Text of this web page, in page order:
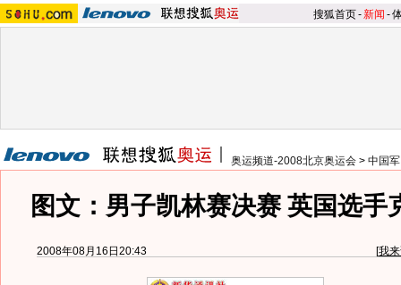
搜狐首页-新闻 -
奥运频道-2008北京奥运会 > 中国
图文：男子凯林赛决赛 英国选手
2008年08月16日20:43 [我